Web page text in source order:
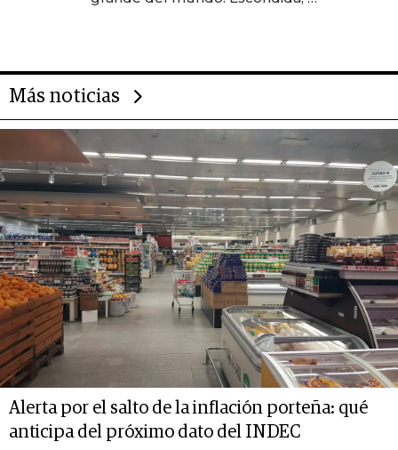
Más noticias
Alerta por el salto de la inflación porteña: qué
anticipa del próximo dato del INDEC